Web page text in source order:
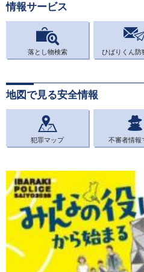
情報サービス
落とし物検索 ひばりくん防
地図で見る安全情報
犯罪マップ 不審者情報